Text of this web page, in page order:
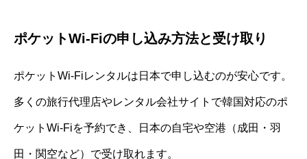
ポケットWi-Fiの申し込み方法と受け取り
ポケットWi-Fiレンタルは日本で申し込むのが安心です。
多くの旅行代理店やレンタル会社サイトで韓国対応のポ
ケットWi-Fiを予約でき、日本の自宅や空港（成田・羽
田・関空など）で受け取れます。